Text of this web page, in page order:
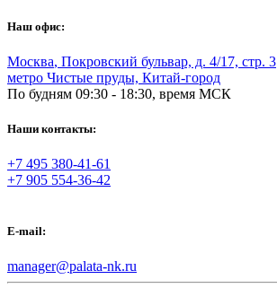
Наш офис:
Москва, Покровский бульвар, д. 4/17, стр. 3
метро Чистые пруды, Китай-город
По будням 09:30 - 18:30, время МСК
Наши контакты:
+7 495 380-41-61
+7 905 554-36-42
E-mail:
manager@palata-nk.ru